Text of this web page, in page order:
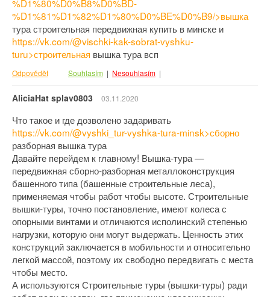
%D1%80%D0%B8%D0%BD-
%D1%81%D1%82%D1%80%D0%BE%D0%B9/>вышка
тура строительная передвижная купить в минске и
https://vk.com/@vischki-kak-sobrat-vyshku-
turu>строительная вышка тура всп
Odpovědět Souhlasím | Nesouhlasím |
AliciaHat splav0803 03.11.2020
Что такое и где дозволено задаривать
https://vk.com/@vyshki_tur-vyshka-tura-minsk>сборно
разборная вышка тура
Давайте перейдем к главному! Вышка-тура —
передвижная сборно-разборная металлоконструкция
башенного типа (башенные строительные леса),
применяемая чтобы работ чтобы высоте. Строительные
вышки-туры, точно постановление, имеют колеса с
опорными винтами и отличаются исполинский степенью
нагрузки, которую они могут выдержать. Ценность этих
конструкций заключается в мобильности и относительно
легкой массой, поэтому их свободно передвигать с места
чтобы место.
А используются Строительные туры (вышки-туры) ради